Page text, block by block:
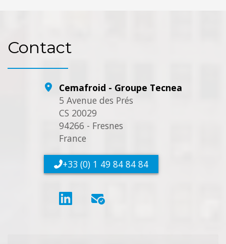
Contact
Cemafroid - Groupe Tecnea
5 Avenue des Prés
CS 20029
94266 - Fresnes
France
+33 (0) 1 49 84 84 84